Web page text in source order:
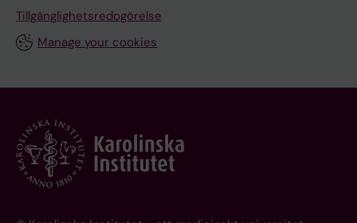
Tillgänglighetsredogörelse
Manage your cookies